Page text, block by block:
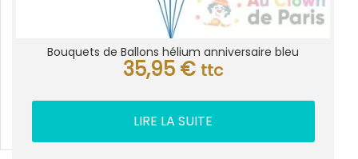
Bouquets de Ballons hélium anniversaire bleu
35,95 € ttc
LIRE LA SUITE